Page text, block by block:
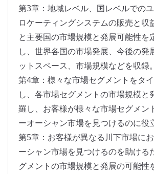
第3章：地域レベル、国レベルでの
ロケーティングシステムの販売と収
と主要国の市場規模と発展可能性を
し、世界各国の市場発展、今後の発
ットスペース、市場規模などを収録。
第4章：様々な市場セグメントをタ
し、各市場セグメントの市場規模と
羅し、お客様が様々な市場セグメン
ーオーシャン市場を見つけるのに役
第5章：お客様が異なる川下市場に
ーシャン市場を見つけるのを助ける
グメントの市場規模と発展の可能性